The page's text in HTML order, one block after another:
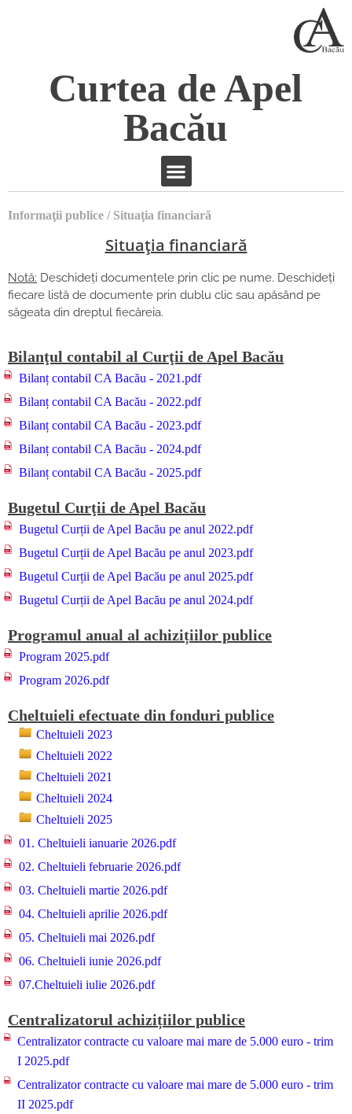
Curtea de Apel
Bacău
Informaţii publice / Situaţia financiară
Situaţia financiară
Notă: Deschideţi documentele prin clic pe nume. Deschideți
fiecare listă de documente prin dublu clic sau apăsând pe
săgeata din dreptul fiecăreia.
Bilanţul contabil al Curţii de Apel Bacău
Bilanț contabil CA Bacău - 2021.pdf
Bilanț contabil CA Bacău - 2022.pdf
Bilanț contabil CA Bacău - 2023.pdf
Bilanț contabil CA Bacău - 2024.pdf
Bilanț contabil CA Bacău - 2025.pdf
Bugetul Curţii de Apel Bacău
Bugetul Curții de Apel Bacău pe anul 2022.pdf
Bugetul Curții de Apel Bacău pe anul 2023.pdf
Bugetul Curții de Apel Bacău pe anul 2025.pdf
Bugetul Curții de Apel Bacău pe anul 2024.pdf
Programul anual al achizițiilor publice
Program 2025.pdf
Program 2026.pdf
Cheltuieli efectuate din fonduri publice
Cheltuieli 2023
Cheltuieli 2022
Cheltuieli 2021
Cheltuieli 2024
Cheltuieli 2025
01. Cheltuieli ianuarie 2026.pdf
02. Cheltuieli februarie 2026.pdf
03. Cheltuieli martie 2026.pdf
04. Cheltuieli aprilie 2026.pdf
05. Cheltuieli mai 2026.pdf
06. Cheltuieli iunie 2026.pdf
07.Cheltuieli iulie 2026.pdf
Centralizatorul achizițiilor publice
Centralizator contracte cu valoare mai mare de 5.000 euro - trim
I 2025.pdf
Centralizator contracte cu valoare mai mare de 5.000 euro - trim
II 2025.pdf